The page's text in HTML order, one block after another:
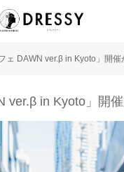
ェ DAWN ver.β in Kyoto」開催
ver.β in Kyoto」開催